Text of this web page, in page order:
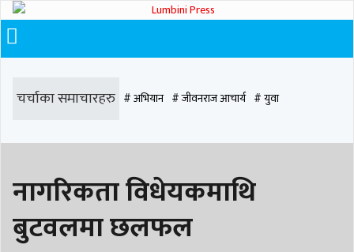
चर्चाका समाचारहरु # अभियान # जीवनराज आचार्य # युवा
# समाज रूपान्तरण # चौराह हस्पिटल # घरजग्गा कारोबार # कपिलवस्तु
# मृत्यु # सडक दुर्घटना # आधुनिक समाज डेन्टल # लुम्बिनी
# समृद्धि एकेडेमी # काङ्ग्रेस # नेपाली कांग्रेस
नागरिकता विधेयकमाथि
बुटवलमा छलफल